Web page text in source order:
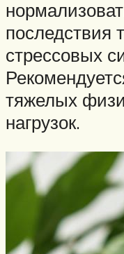
последствия
стрессовых
тяжелых
нагрузок.